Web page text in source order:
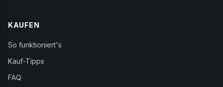
KAUFEN
So funktioniert's
Kauf-Tipps
FAQ